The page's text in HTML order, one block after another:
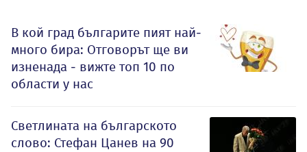
В кой град българите пият най-
много бира: Отговорът ще ви
изненада - вижте топ 10 по
области у нас
Светлината на българското
слово: Стефан Цанев на 90